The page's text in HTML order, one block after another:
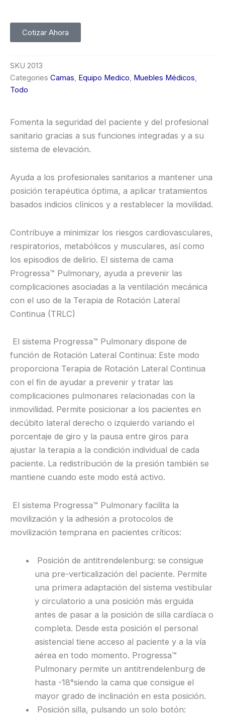
Cotizar Ahora
SKU 2013
Categories Camas, Equipo Medico, Muebles Médicos,
Todo
Fomenta la seguridad del paciente y del profesional
sanitario gracias a sus funciones integradas y a su
sistema de elevación.
Ayuda a los profesionales sanitarios a mantener una
posición terapéutica óptima, a aplicar tratamientos
basados indicios clínicos y a restablecer la movilidad.
Contribuye a minimizar los riesgos cardiovasculares,
respiratorios, metabólicos y musculares, así como
los episodios de delirio. El sistema de cama
Progressa™ Pulmonary, ayuda a prevenir las
complicaciones asociadas a la ventilación mecánica
con el uso de la Terapia de Rotación Lateral
Continua (TRLC)
El sistema Progressa™ Pulmonary dispone de
función de Rotación Lateral Continua: Este modo
proporciona Terapia de Rotación Lateral Continua
con el fin de ayudar a prevenir y tratar las
complicaciones pulmonares relacionadas con la
inmovilidad. Permite posicionar a los pacientes en
decúbito lateral derecho o izquierdo variando el
porcentaje de giro y la pausa entre giros para
ajustar la terapia a la condición individual de cada
paciente. La redistribución de la presión también se
mantiene cuando este modo está activo.
El sistema Progressa™ Pulmonary facilita la
movilización y la adhesión a protocolos de
movilización temprana en pacientes críticos:
Posición de antitrendelenburg: se consigue
una pre-verticalización del paciente. Permite
una primera adaptación del sistema vestibular
y circulatorio a una posición más erguida
antes de pasar a la posición de silla cardíaca o
completa. Desde esta posición el personal
asistencial tiene acceso al paciente y a la vía
aérea en todo momento. Progressa™
Pulmonary permite un antitrendelenburg de
hasta -18°siendo la cama que consigue el
mayor grado de inclinación en esta posición.
Posición silla, pulsando un solo botón: